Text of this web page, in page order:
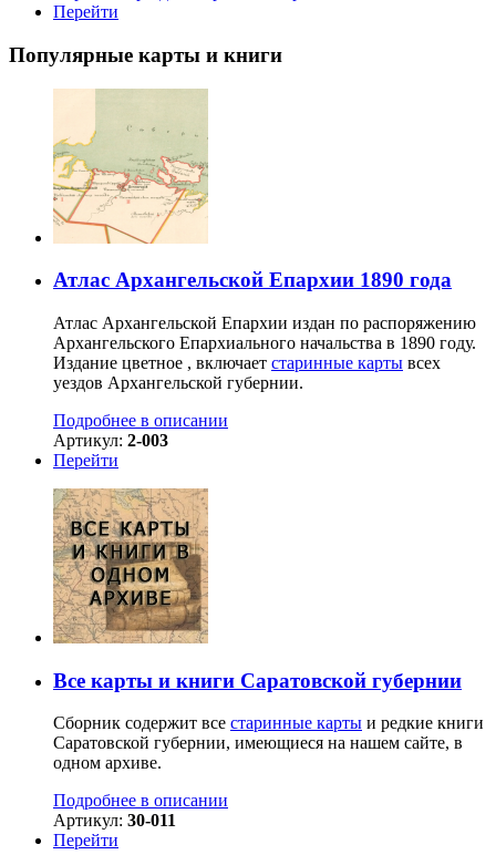
Перейти
Популярные карты и книги
Атлас Архангельской Епархии 1890 года
Атлас Архангельской Епархии издан по распоряжению
Архангельского Епархиального начальства в 1890 году.
Издание цветное , включает старинные карты всех
уездов Архангельской губернии.
Подробнее в описании
Артикул: 2-003
Перейти
Все карты и книги Саратовской губернии
Сборник содержит все старинные карты и редкие книги
Саратовской губернии, имеющиеся на нашем сайте, в
одном архиве.
Подробнее в описании
Артикул: 30-011
Перейти